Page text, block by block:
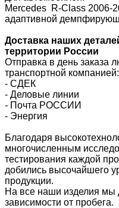
Mercedes R-Class 2006-
адаптивной
Доставка наших
территории России
Отправка в день заказа
транспортной компанией:
- СДЕК
- Деловые линии
- Почта РОССИИ
- Энергия
Благодаря
многочисленным
тестирования каждой
добились высочайшего
продукции.
На все наши изделия
зависимости от пробега.